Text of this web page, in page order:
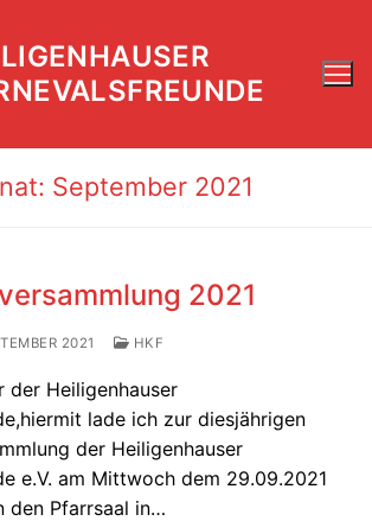
September 2021
2021
2021 HKF
der Heiligenhauser
lade ich zur diesjährigen
der Heiligenhauser
e.V. am Mittwoch dem 29.09.2021
den Pfarrsaal in…